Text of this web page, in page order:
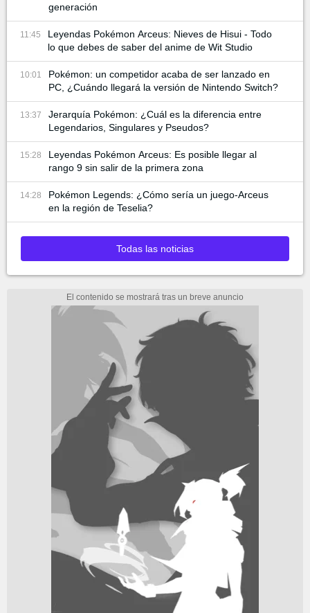
generación
11:45
Leyendas Pokémon Arceus: Nieves de Hisui - Todo
lo que debes de saber del anime de Wit Studio
10:01
Pokémon: un competidor acaba de ser lanzado en
PC, ¿Cuándo llegará la versión de Nintendo Switch?
13:37
Jerarquía Pokémon: ¿Cuál es la diferencia entre
Legendarios, Singulares y Pseudos?
15:28
Leyendas Pokémon Arceus: Es posible llegar al
rango 9 sin salir de la primera zona
14:28
Pokémon Legends: ¿Cómo sería un juego-Arceus
en la región de Teselia?
Todas las noticias